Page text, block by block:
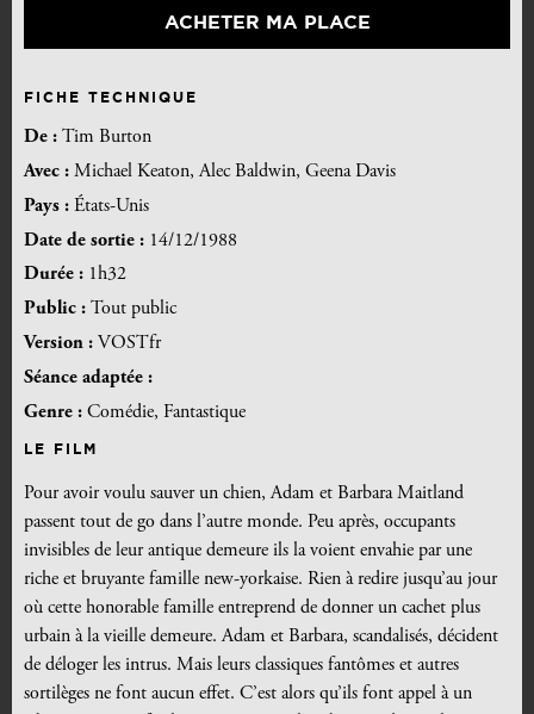
ACHETER MA PLACE
FICHE TECHNIQUE
De : Tim Burton
Avec : Michael Keaton, Alec Baldwin, Geena Davis
Pays : États-Unis
Date de sortie : 14/12/1988
Durée : 1h32
Public : Tout public
Version : VOSTfr
Séance adaptée :
Genre : Comédie, Fantastique
LE FILM
Pour avoir voulu sauver un chien, Adam et Barbara Maitland
passent tout de go dans l’autre monde. Peu après, occupants
invisibles de leur antique demeure ils la voient envahie par une
riche et bruyante famille new-yorkaise. Rien à redire jusqu’au jour
où cette honorable famille entreprend de donner un cachet plus
urbain à la vieille demeure. Adam et Barbara, scandalisés, décident
de déloger les intrus. Mais leurs classiques fantômes et autres
sortilèges ne font aucun effet. C’est alors qu’ils font appel à un